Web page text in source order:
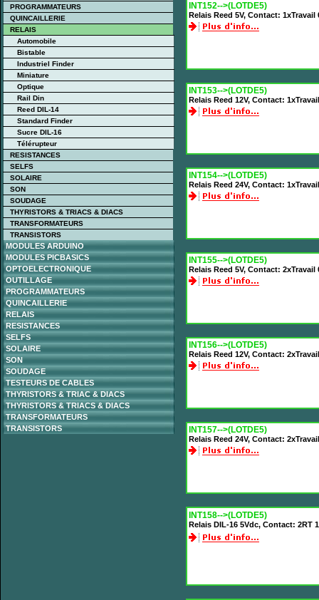
PROGRAMMATEURS
QUINCAILLERIE
RELAIS
Automobile
Bistable
Industriel Finder
Miniature
Optique
Rail Din
Reed DIL-14
Standard Finder
Sucre DIL-16
Télérupteur
RESISTANCES
SELFS
SOLAIRE
SON
SOUDAGE
THYRISTORS & TRIACS & DIACS
TRANSFORMATEURS
TRANSISTORS
MODULES ARDUINO
MODULES PICBASICS
OPTOELECTRONIQUE
OUTILLAGE
PROGRAMMATEURS
QUINCAILLERIE
RELAIS
RESISTANCES
SELFS
SOLAIRE
SON
SOUDAGE
TESTEURS DE CABLES
THYRISTORS & TRIAC & DIACS
THYRISTORS & TRIACS & DIACS
TRANSFORMATEURS
TRANSISTORS
INT152-->(LOTDE5)
Relais Reed 5V, Contact: 1xTravail
INT153-->(LOTDE5)
Relais Reed 12V, Contact:
INT154-->(LOTDE5)
Relais Reed 24V, Contact:
INT155-->(LOTDE5)
Relais Reed 5V, Contact: 2xTravail
INT156-->(LOTDE5)
Relais Reed 12V, Contact:
INT157-->(LOTDE5)
Relais Reed 24V, Contact:
INT158-->(LOTDE5)
Relais DIL-16 5Vdc, Contact: 2RT